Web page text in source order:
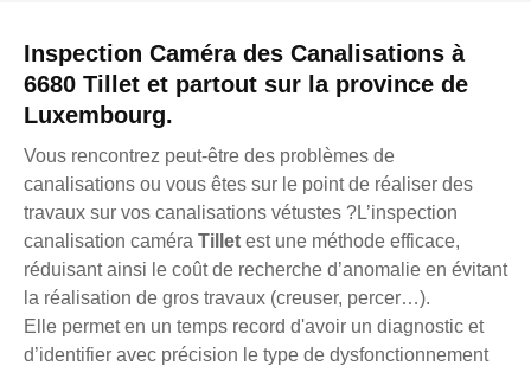
Inspection Caméra des Canalisations à
6680 Tillet et partout sur la province de
Luxembourg.
Vous rencontrez peut-être des problèmes de
canalisations ou vous êtes sur le point de réaliser des
travaux sur vos canalisations vétustes ?L’inspection
canalisation caméra Tillet est une méthode efficace,
réduisant ainsi le coût de recherche d’anomalie en évitant
la réalisation de gros travaux (creuser, percer…).
Elle permet en un temps record d'avoir un diagnostic et
d’identifier avec précision le type de dysfonctionnement